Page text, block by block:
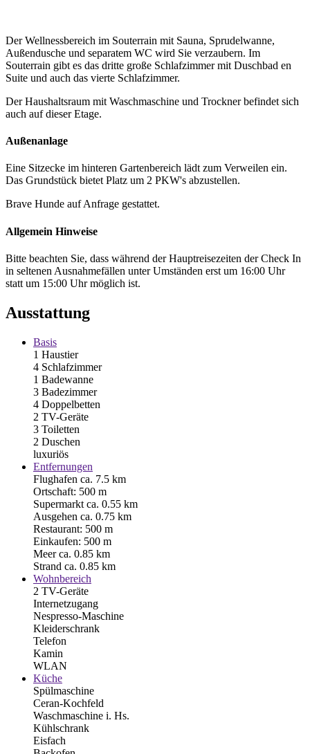
Der Wellnessbereich im Souterrain mit Sauna, Sprudelwanne,
Außendusche und separatem WC wird Sie verzaubern. Im
Souterrain gibt es das dritte große Schlafzimmer mit Duschbad en
Suite und auch das vierte Schlafzimmer.
Der Haushaltsraum mit Waschmaschine und Trockner befindet sich
auch auf dieser Etage.
Außenanlage
Eine Sitzecke im hinteren Gartenbereich lädt zum Verweilen ein.
Das Grundstück bietet Platz um 2 PKW's abzustellen.
Brave Hunde auf Anfrage gestattet.
Allgemein Hinweise
Bitte beachten Sie, dass während der Hauptreisezeiten der Check In
in seltenen Ausnahmefällen unter Umständen erst um 16:00 Uhr
statt um 15:00 Uhr möglich ist.
Ausstattung
Basis
1 Haustier
4 Schlafzimmer
1 Badewanne
3 Badezimmer
4 Doppelbetten
2 TV-Geräte
3 Toiletten
2 Duschen
luxuriös
Entfernungen
Flughafen ca. 7.5 km
Ortschaft: 500 m
Supermarkt ca. 0.55 km
Ausgehen ca. 0.75 km
Restaurant: 500 m
Einkaufen: 500 m
Meer ca. 0.85 km
Strand ca. 0.85 km
Wohnbereich
2 TV-Geräte
Internetzugang
Nespresso-Maschine
Kleiderschrank
Telefon
Kamin
WLAN
Küche
Spülmaschine
Ceran-Kochfeld
Waschmaschine i. Hs.
Kühlschrank
Eisfach